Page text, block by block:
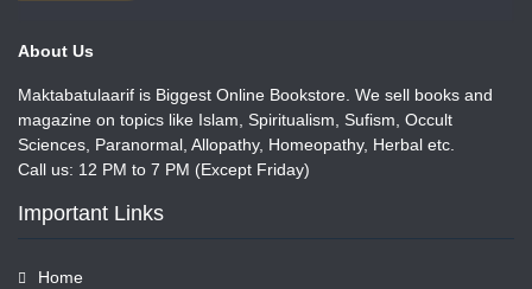
About Us
Maktabatulaarif is Biggest Online Bookstore. We sell books and
magazine on topics like Islam, Spiritualism, Sufism, Occult
Sciences, Paranormal, Allopathy, Homeopathy, Herbal etc.
Call us: 12 PM to 7 PM (Except Friday)
Important Links
Home